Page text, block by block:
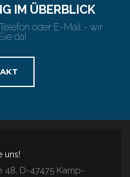
IM ÜBERBLICK
oder E-Mail - wir
da!
uns!
48, D-47475 Kamp-